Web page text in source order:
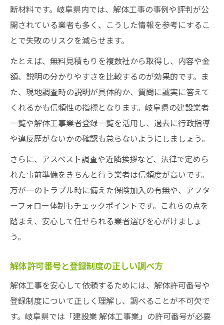
断材料です。岐阜県内では、解体工事の事例や評判が公
開されている業者も多く、こうした情報を参考にするこ
とで失敗のリスクを減らせます。
たとえば、無料見積もりを複数社から取得し、内容や金
額、説明の分かりやすさを比較するのが効果的です。ま
た、現地調査時の説明が具体的か、質問に誠実に答えて
くれるかも信頼性の指標となります。岐阜県の建設業者
一覧や解体工事業者登録一覧を活用し、過去に行政指導
や違反歴がないかの確認も怠らないようにしましょう。
さらに、アスベスト調査や近隣挨拶など、法律で定めら
れた事前準備をきちんと行う業者は信頼度が高いです。
万が一のトラブル時に備えた保険加入の有無や、アフタ
ーフォロー体制もチェックポイントです。これらの点を
踏まえ、安心して任せられる業者選びを心がけましょ
う。
解体許可番号と登録制度の正しい調べ方
解体工事を安心して依頼するためには、解体許可番号や
登録制度について正しく理解し、調べることが不可欠で
す。岐阜県では「建設業 解体工事業」の許可番号が必要